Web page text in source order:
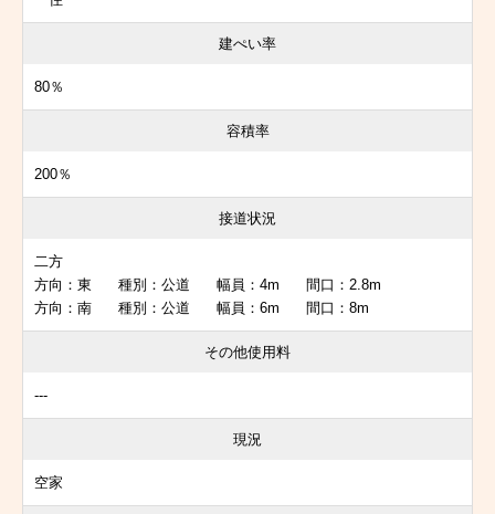
建ぺい率
80％
容積率
200％
接道状況
二方
方向：東 種別：公道 幅員：4m 間口：2.8m
方向：南 種別：公道 幅員：6m 間口：8m
その他使用料
---
現況
空家